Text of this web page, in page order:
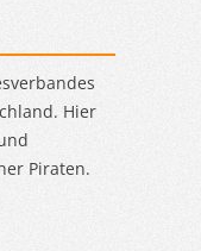
Hier
Piraten.